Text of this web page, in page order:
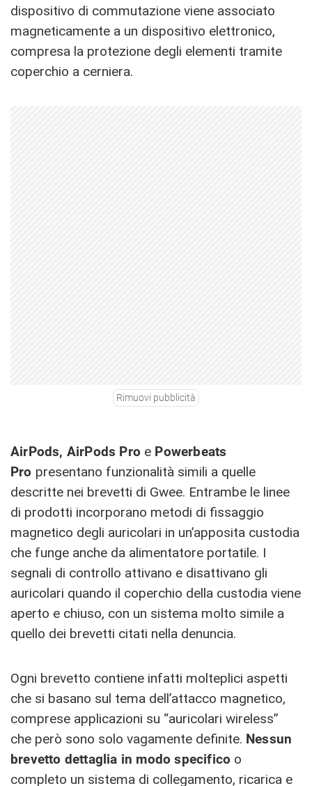
dispositivo di commutazione viene associato
magneticamente a un dispositivo elettronico,
compresa la protezione degli elementi tramite
coperchio a cerniera.
Rimuovi pubblicità
AirPods, AirPods Pro e Powerbeats
Pro presentano funzionalità simili a quelle
descritte nei brevetti di Gwee. Entrambe le linee
di prodotti incorporano metodi di fissaggio
magnetico degli auricolari in un’apposita custodia
che funge anche da alimentatore portatile. I
segnali di controllo attivano e disattivano gli
auricolari quando il coperchio della custodia viene
aperto e chiuso, con un sistema molto simile a
quello dei brevetti citati nella denuncia.
Ogni brevetto contiene infatti molteplici aspetti
che si basano sul tema dell’attacco magnetico,
comprese applicazioni su “auricolari wireless”
che però sono solo vagamente definite. Nessun
brevetto dettaglia in modo specifico o
completo un sistema di collegamento, ricarica e